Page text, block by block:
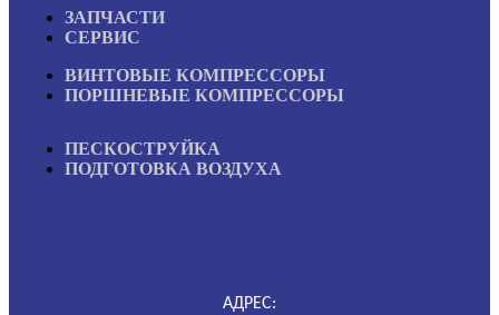
ЗАПЧАСТИ
СЕРВИС
ВИНТОВЫЕ КОМПРЕССОРЫ
ПОРШНЕВЫЕ КОМПРЕССОРЫ
ПЕСКОСТРУЙКА
ПОДГОТОВКА ВОЗДУХА
АДРЕС: